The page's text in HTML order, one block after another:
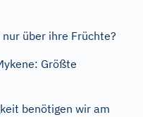
über ihre Früchte?
Größte
benötigen wir am